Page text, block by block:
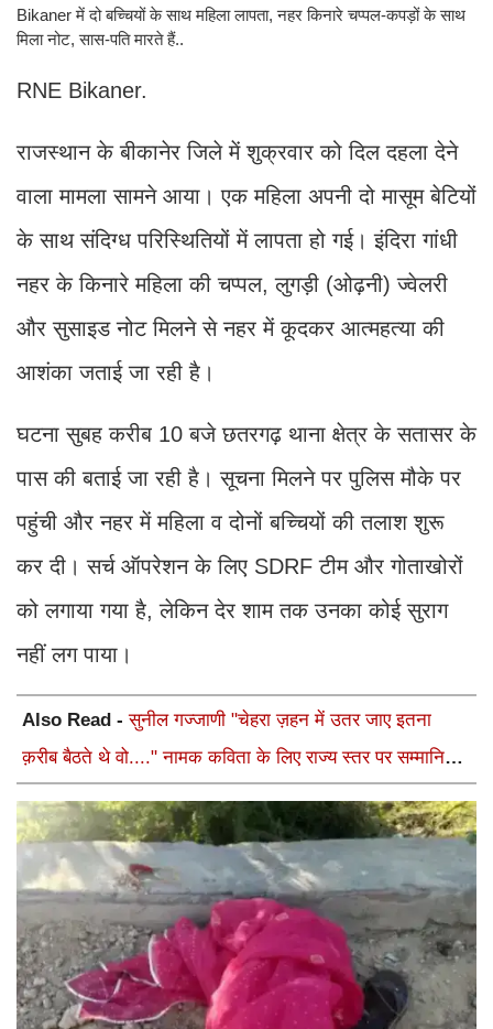
Bikaner में दो बच्चियों के साथ महिला लापता, नहर किनारे चप्पल-कपड़ों के साथ
मिला नोट, सास-पति मारते हैं..
RNE Bikaner.
राजस्थान के बीकानेर जिले में शुक्रवार को दिल दहला देने
वाला मामला सामने आया। एक महिला अपनी दो मासूम बेटियों
के साथ संदिग्ध परिस्थितियों में लापता हो गई। इंदिरा गांधी
नहर के किनारे महिला की चप्पल, लुगड़ी (ओढ़नी) ज्वेलरी
और सुसाइड नोट मिलने से नहर में कूदकर आत्महत्या की
आशंका जताई जा रही है।
घटना सुबह करीब 10 बजे छतरगढ़ थाना क्षेत्र के सतासर के
पास की बताई जा रही है। सूचना मिलने पर पुलिस मौके पर
पहुंची और नहर में महिला व दोनों बच्चियों की तलाश शुरू
कर दी। सर्च ऑपरेशन के लिए SDRF टीम और गोताखोरों
को लगाया गया है, लेकिन देर शाम तक उनका कोई सुराग
नहीं लग पाया।
Also Read -सुनील गज्जाणी "चेहरा ज़हन में उतर जाए इतना
क़रीब बैठते थे वो...." नामक कविता के लिए राज्य स्तर पर सम्मानित